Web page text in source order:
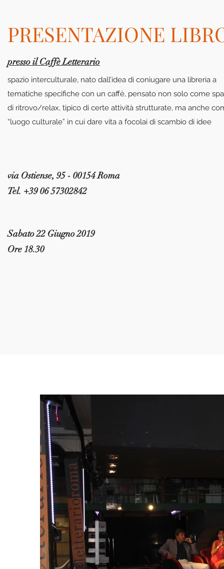
PRESENTAZIONE
presso il Caffè Letterario
spazio interculturale, nato dall’idea di coniugare una libreria a
tematiche specifiche con un caffè, pensato non solo come
di ritrovo/relax, tipico di certe attività strutturate, ma anche
“luogo culturale” in cui dare vita a focolai di scambio di idee
via Ostiense, 95 - 00154 Roma
Tel. +39 06 57302842
Sabato 22 Giugno 2019
Ore 18.30